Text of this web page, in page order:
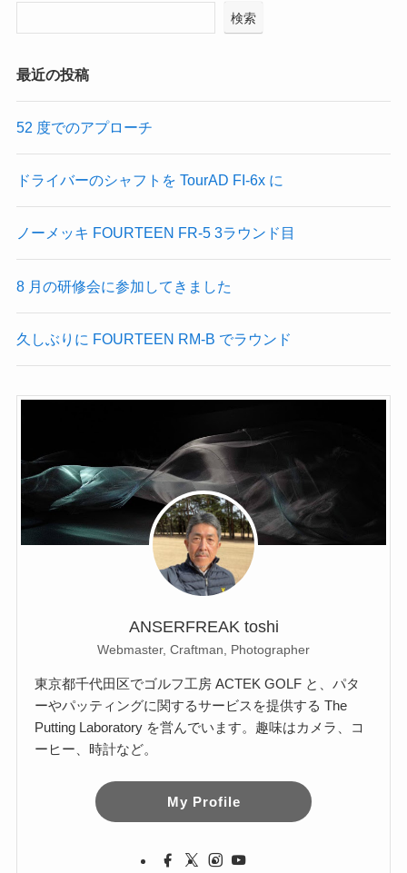
検索
最近の投稿
52 度でのアプローチ
ドライバーのシャフトを TourAD FI-6x に
ノーメッキ FOURTEEN FR-5 3ラウンド目
8 月の研修会に参加してきました
久しぶりに FOURTEEN RM-B でラウンド
ANSERFREAK toshi
Webmaster, Craftman, Photographer
東京都千代田区でゴルフ工房 ACTEK GOLF と、パタ
ーやパッティングに関するサービスを提供する The
Putting Laboratory を営んでいます。趣味はカメラ、コ
ーヒー、時計など。
My Profile